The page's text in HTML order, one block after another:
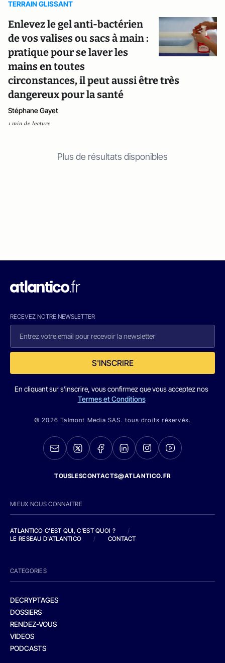
TERRAIN GLISSANT
Enlevez le gel anti-bactérien
de vos valises ou sacs à main :
pratique pour se laver les
mains en toutes
circonstances, il peut aussi être très
dangereux pour la santé
Stéphane Gayet
1 min de lecture
Plus de résultats disponibles
RECEVEZ NOTRE NEWSLETTER
S'INSCRIRE
En cliquant sur s'inscrire, vous confirmez que vous acceptez nos
Termes et Conditions
© 2026 Talmont Media SAS. tous droits réservés.
TOUSLESCONTACTS@ATLANTICO.FR
MIEUX NOUS CONNAITRE
ATLANTICO C'EST QUI, C'EST QUOI ?
/
LE RESEAU D'ATLANTICO
/ CONTACT
CATEGORIES
DECRYPTAGES
DOSSIERS
RENDEZ-VOUS
VIDEOS
PODCASTS